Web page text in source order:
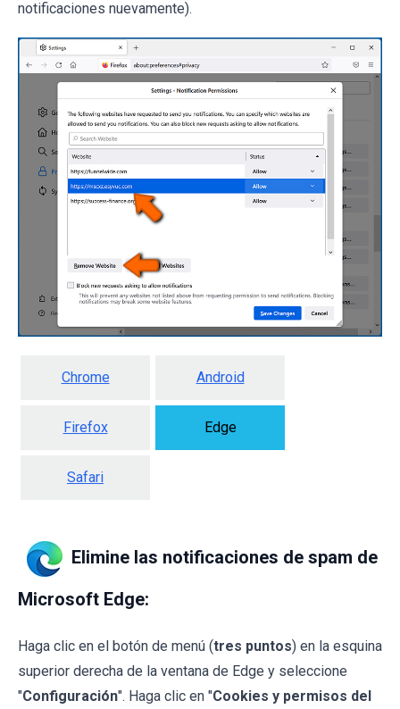
notificaciones nuevamente).
Chrome Android
Firefox Edge
Safari
Elimine las notificaciones de spam de
Microsoft Edge:
Haga clic en el botón de menú (tres puntos) en la esquina
superior derecha de la ventana de Edge y seleccione
"Configuración". Haga clic en "Cookies y permisos del